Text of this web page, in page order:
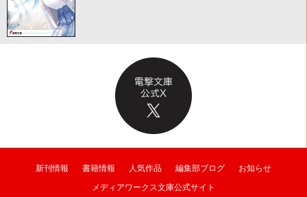
新刊情報 書籍情報 人気作品 編集部ブログ
お知らせ
メディアワークス文庫公式サイト